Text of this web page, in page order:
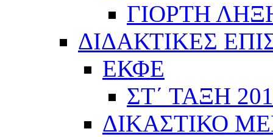
ΓΙΟΡΤΗ
ΔΙΔΑΚΤΙΚΕΣ
ΕΚΦΕ
ΣΤ΄ ΤΑΞΗ
ΔΙΚΑΣΤΙΚΟ